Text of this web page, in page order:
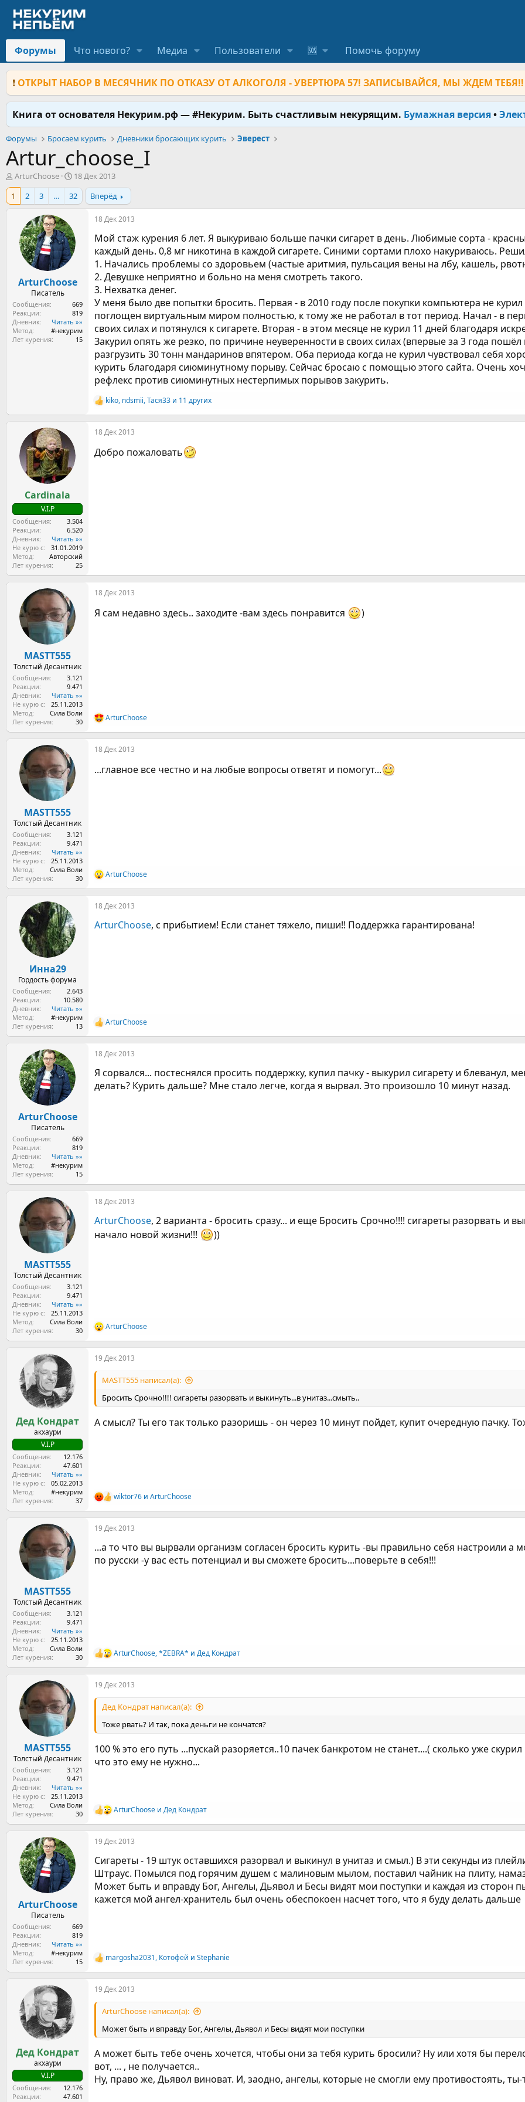
Форумы Что нового? Медиа Пользователи 🆘 Помочь форуму
❗ ОТКРЫТ НАБОР В МЕСЯЧНИК ПО ОТКАЗУ ОТ АЛКОГОЛЯ - УВЕРТЮРА 57! ЗАПИСЫВАЙСЯ, МЫ ЖДЕМ ТЕБЯ!!
Книга от основателя Некурим.рф — #Некурим. Быть счастливым некурящим. Бумажная версия•
Форумы Бросаем курить Дневники бросающих курить Эверест
Artur_choose_I
А
в
о
м
ArturChoose
Д
а
т
а
ч
а
18 Дек 2013
1
2 3 … 32 Вперёд
ArturChoose
Писатель
Сообщения
669
Реакции
819
Дневник
Читать »»
Метод
#некурим
Лет курения
15
18 Дек 2013
Мой стаж курения 6 лет. Я выкуриваю больше пачки сигарет в день. Любимые сорта -
каждый день. 0,8 мг никотина в каждой сигарете. Синими сортами плохо накуриваюсь.
1. Начались проблемы со здоровьем (частые аритмия, пульсация вены на лбу, кашель,
2. Девушке неприятно и больно на меня смотреть такого.
3. Нехватка денег.
У меня было две попытки бросить. Первая - в 2010 году после покупки компьютера не
поглощен виртуальным миром полностью, к тому же не работал в тот период. Начал - в
своих силах и потянулся к сигарете. Вторая - в этом месяце не курил 11 дней благодаря
Закурил опять же резко, по причине неуверенности в своих силах (впервые за 3 года
разгрузить 30 тонн мандаринов впятером. Оба периода когда не курил чувствовал себя
курить благодаря сиюминутному порыву. Сейчас бросаю с помощью этого сайта. Очень
рефлекс против сиюминутных нестерпимых порывов закурить.
Р
е
а
к
и
и
kiko, ndsmii,Тася33 и 11 других
Cardinala
V.I.P
Сообщения
3.504
Реакции
6.520
Дневник
Читать »»
Не курю с
31.01.2019
Метод
Авторский
Лет курения
25
18 Дек 2013
Добро пожаловать
MASTT555
Толстый Десантник
Сообщения
3.121
Реакции
9.471
Дневник
Читать »»
Не курю с
25.11.2013
Метод
Сила Воли
Лет курения
30
18 Дек 2013
Я сам недавно здесь.. заходите -вам здесь понравится )
Р
е
а
к
ArturChoose
MASTT555
Толстый Десантник
Сообщения
3.121
Реакции
9.471
Дневник
Читать »»
Не курю с
25.11.2013
Метод
Сила Воли
Лет курения
30
18 Дек 2013
...главное все честно и на любые вопросы ответят и помогут...
Р
е
а
к
и
ArturChoose
Инна29
Гордость форума
Сообщения
2.643
Реакции
10.580
Дневник
Читать »»
Метод
#некурим
Лет курения
13
18 Дек 2013
ArturChoose, с прибытием! Если станет тяжело, пиши!! Поддержка гарантирована!
Р
е
а
к
и
и
:
ArturChoose
ArturChoose
Писатель
Сообщения
669
Реакции
819
Дневник
Читать »»
Метод
#некурим
Лет курения
15
18 Дек 2013
Я сорвался... постеснялся просить поддержку, купил пачку - выкурил сигарету и блеванул,
делать? Курить дальше? Мне стало легче, когда я вырвал. Это произошло 10 минут назад.
MASTT555
Толстый Десантник
Сообщения
3.121
Реакции
9.471
Дневник
Читать »»
Не курю с
25.11.2013
Метод
Сила Воли
Лет курения
30
18 Дек 2013
ArturChoose, 2 варианта - бросить сразу... и еще Бросить Срочно!!!! сигареты разорвать и
начало новой жизни!!!
))
Р
е
а
к
ArturChoose
Дед Кондрат
акхаури
V.I.P
Сообщения
12.176
Реакции
47.601
Дневник
Читать »»
Не курю с
05.02.2013
Метод
#некурим
Лет курения
37
19 Дек 2013
MASTT555 написал(а):
Бросить Срочно!!!! сигареты разорвать и выкинуть...в унитаз...смыть..
А смысл? Ты его так только разоришь - он через 10 минут пойдет, купит очередную пачку.
Р
е
а
к
и
и
:
wiktor76 и ArturChoose
MASTT555
Толстый Десантник
Сообщения
3.121
Реакции
9.471
Дневник
Читать »»
Не курю с
25.11.2013
Метод
Сила Воли
Лет курения
30
19 Дек 2013
...а то что вы вырвали организм согласен бросить курить -вы правильно себя настроили а
по русски -у вас есть потенциал и вы сможете бросить...поверьте в себя!!!
Р
е
а
к
ArturChoose,*ZEBRA* и Дед Кондрат
MASTT555
Толстый Десантник
Сообщения
3.121
Реакции
9.471
Дневник
Читать »»
Не курю с
25.11.2013
Метод
Сила Воли
Лет курения
30
19 Дек 2013
Дед Кондрат написал(а):
Тоже рвать? И так, пока деньги не кончатся?
100 % это его путь ...пускай разоряется..10 пачек банкротом не станет....( сколько уже
что это ему не нужно...
Р
е
а
к
и
и
:
ArturChoose и Дед Кондрат
ArturChoose
Писатель
Сообщения
669
Реакции
819
Дневник
Читать »»
Метод
#некурим
Лет курения
15
19 Дек 2013
Сигареты - 19 штук оставшихся разорвал и выкинул в унитаз и смыл.) В эти секунды из
Штраус. Помылся под горячим душем с малиновым мылом, поставил чайник на плиту,
Может быть и вправду Бог, Ангелы, Дьявол и Бесы видят мои поступки и каждая из сторон
кажется мой ангел-хранитель был очень обеспокоен насчет того, что я буду делать дальше
Р
е
а
к
margosha2031, Котофей и Stephanie
Дед Кондрат
акхаури
V.I.P
Сообщения
12.176
Реакции
47.601
19 Дек 2013
ArturChoose написал(а):
Может быть и вправду Бог, Ангелы, Дьявол и Бесы видят мои поступки
А может быть тебе очень хочется, чтобы они за тебя курить бросили? Ну или хотя бы
вот, ... , не получается..
Ну, право же, Дьявол виноват. И, заодно, ангелы, которые не смогли ему противостоять, ты-